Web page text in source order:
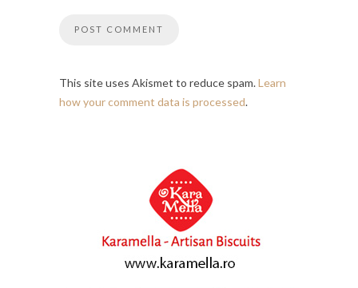
This site uses Akismet to reduce spam.Learn
how your comment data is processed.